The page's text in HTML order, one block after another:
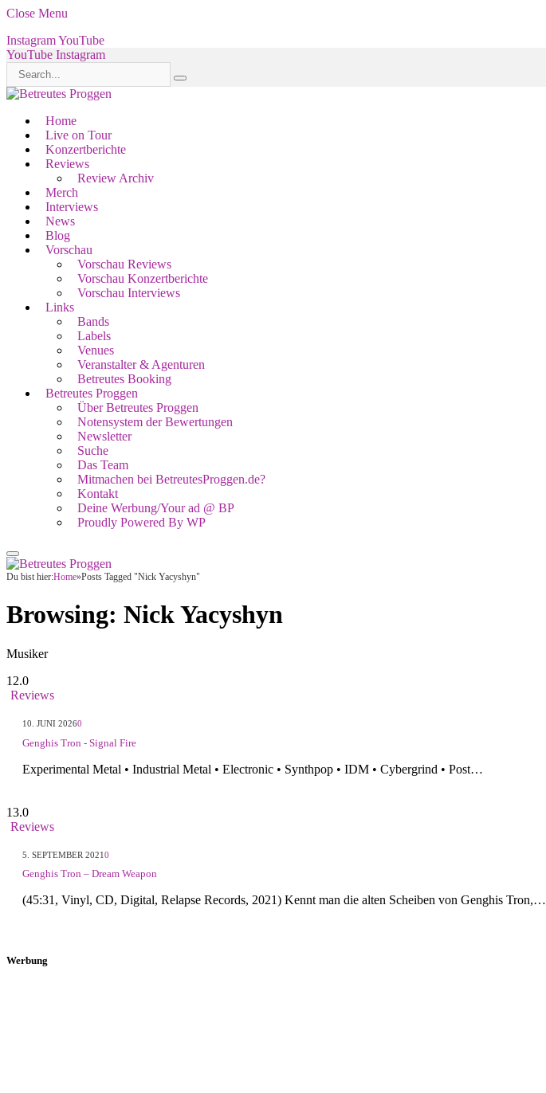
Close Menu
InstagramYouTube
YouTube Instagram
Home
Live on Tour
Konzertberichte
Reviews
Review Archiv
Merch
Interviews
News
Blog
Vorschau
Vorschau Reviews
Vorschau Konzertberichte
Vorschau Interviews
Links
Bands
Labels
Venues
Veranstalter & Agenturen
Betreutes Booking
Betreutes Proggen
Über Betreutes Proggen
Notensystem der Bewertungen
Newsletter
Suche
Das Team
Mitmachen bei BetreutesProggen.de?
Kontakt
Deine Werbung/Your ad @ BP
Proudly Powered By WP
Du bist hier:Home»Posts Tagged "Nick Yacyshyn"
Browsing: Nick Yacyshyn
Musiker
12.0
Reviews
10. JUNI 20260
Genghis Tron - Signal Fire
Experimental Metal • Industrial Metal • Electronic • Synthpop • IDM • Cybergrind • Post…
13.0
Reviews
5. SEPTEMBER 20210
Genghis Tron – Dream Weapon
(45:31, Vinyl, CD, Digital, Relapse Records, 2021) Kennt man die alten Scheiben von Genghis Tron,…
Werbung